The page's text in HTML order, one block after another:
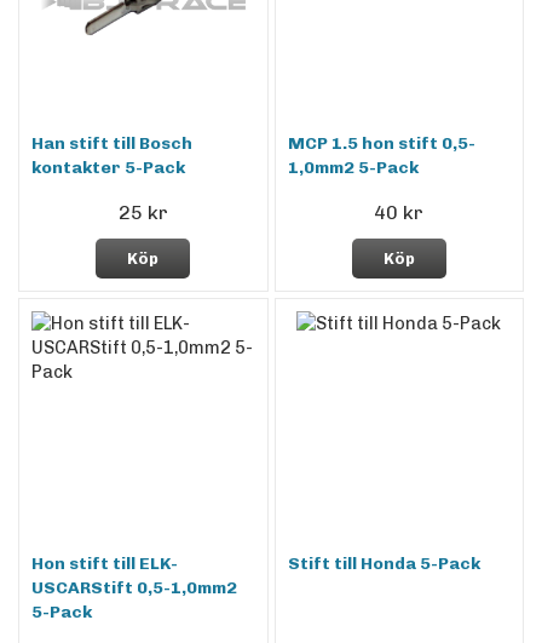
Han stift till Bosch
kontakter 5-Pack
25 kr
Köp
MCP 1.5 hon stift 0,5-
1,0mm2 5-Pack
40 kr
Köp
Hon stift till ELK-
USCARStift 0,5-1,0mm2
5-Pack
Stift till Honda 5-Pack